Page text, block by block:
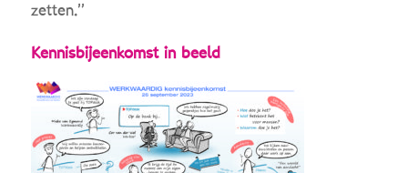
zetten.”
Kennisbijeenkomst in beeld